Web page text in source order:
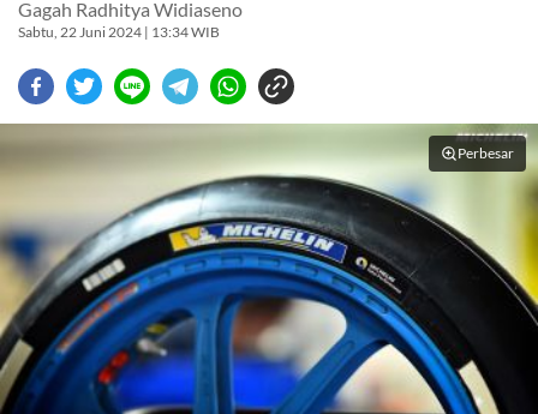
Gagah Radhitya Widiaseno
Sabtu, 22 Juni 2024 | 13:34 WIB
Perbesar